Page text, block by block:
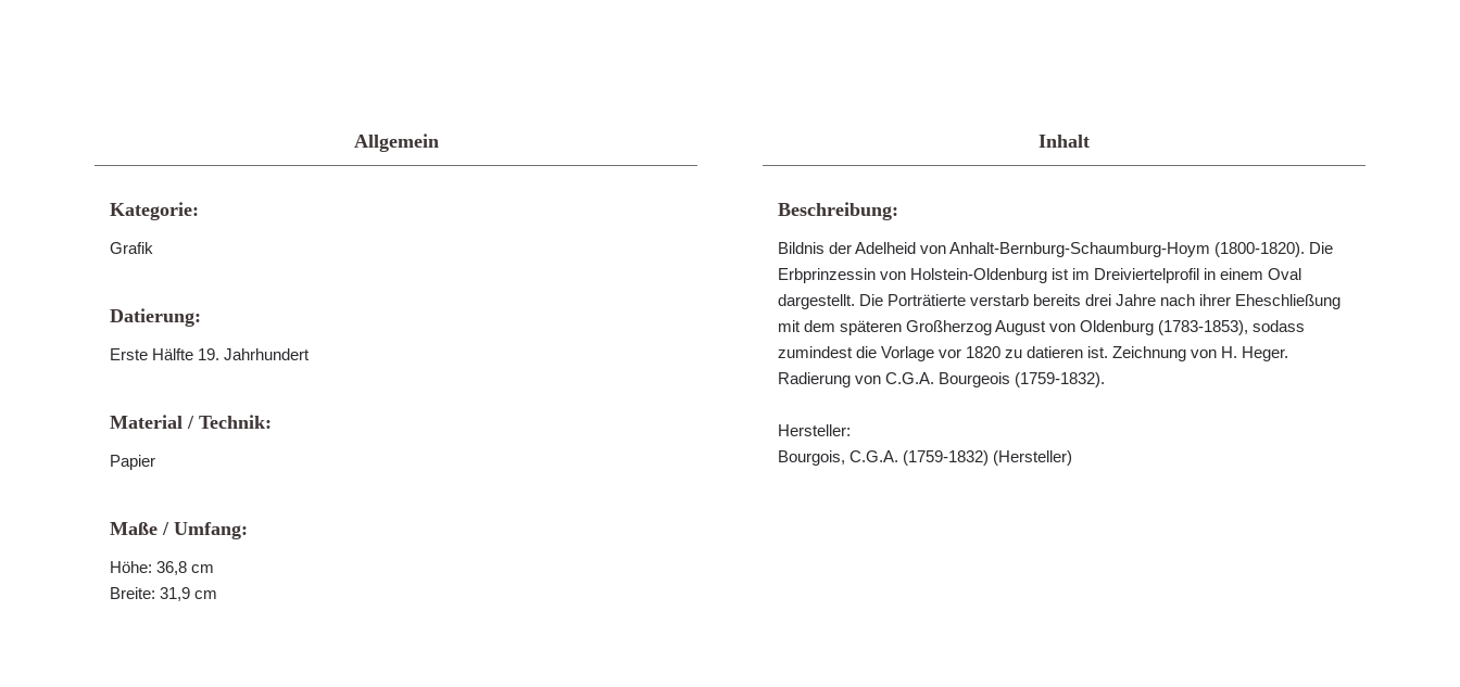
Allgemein
Kategorie:
Grafik
Datierung:
Erste Hälfte 19. Jahrhundert
Material / Technik:
Papier
Maße / Umfang:
Höhe: 36,8 cm
Breite: 31,9 cm
Inhalt
Beschreibung:
Bildnis der Adelheid von Anhalt-Bernburg-Schaumburg-Hoym (1800-1820). Die
Erbprinzessin von Holstein-Oldenburg ist im Dreiviertelprofil in einem Oval
dargestellt. Die Porträtierte verstarb bereits drei Jahre nach ihrer Eheschließung
mit dem späteren Großherzog August von Oldenburg (1783-1853), sodass
zumindest die Vorlage vor 1820 zu datieren ist. Zeichnung von H. Heger.
Radierung von C.G.A. Bourgeois (1759-1832).
Hersteller:
Bourgois, C.G.A. (1759-1832) (Hersteller)